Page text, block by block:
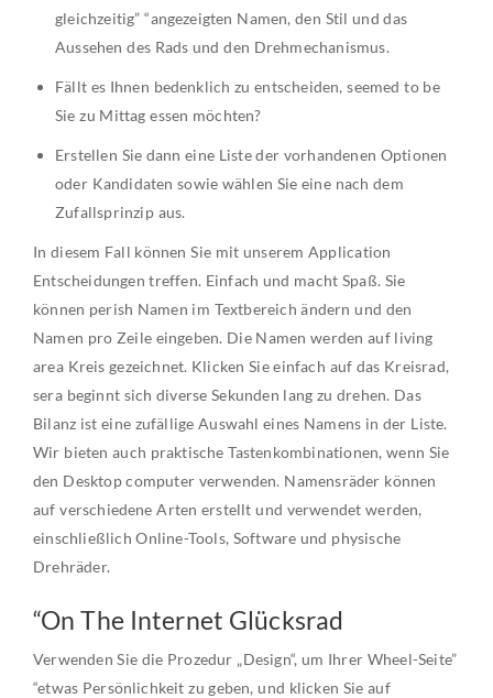
gleichzeitig” “angezeigten Namen, den Stil und das
Aussehen des Rads und den Drehmechanismus.
Fällt es Ihnen bedenklich zu entscheiden, seemed to be
Sie zu Mittag essen möchten?
Erstellen Sie dann eine Liste der vorhandenen Optionen
oder Kandidaten sowie wählen Sie eine nach dem
Zufallsprinzip aus.
In diesem Fall können Sie mit unserem Application
Entscheidungen treffen. Einfach und macht Spaß. Sie
können perish Namen im Textbereich ändern und den
Namen pro Zeile eingeben. Die Namen werden auf living
area Kreis gezeichnet. Klicken Sie einfach auf das Kreisrad,
sera beginnt sich diverse Sekunden lang zu drehen. Das
Bilanz ist eine zufällige Auswahl eines Namens in der Liste.
Wir bieten auch praktische Tastenkombinationen, wenn Sie
den Desktop computer verwenden. Namensräder können
auf verschiedene Arten erstellt und verwendet werden,
einschließlich Online-Tools, Software und physische
Drehräder.
“On The Internet Glücksrad
Verwenden Sie die Prozedur „Design“, um Ihrer Wheel-Seite”
“etwas Persönlichkeit zu geben, und klicken Sie auf